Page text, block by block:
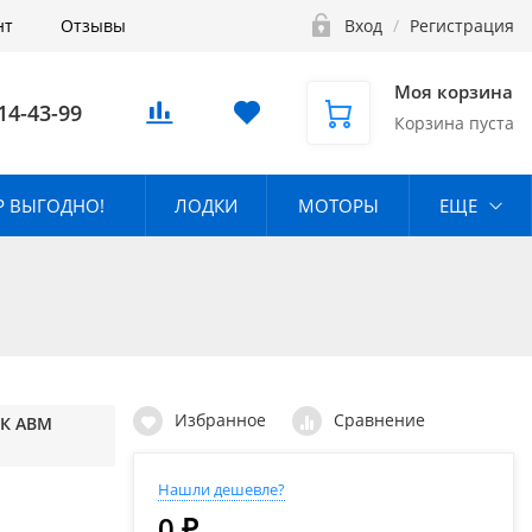
Отзывы Вход / Регистрация
43-99
Моя корзина
Корзина пуста
ВЫГОДНО! ЛОДКИ МОТОРЫ ЕЩЕ
АВМ
Избранное Сравнение
Нашли дешевле?